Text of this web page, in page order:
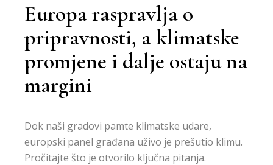
Europa raspravlja o
pripravnosti, a klimatske
promjene i dalje ostaju na
margini
Dok naši gradovi pamte klimatske udare,
europski panel građana uživo je prešutio klimu.
Pročitajte što je otvorilo ključna pitanja.